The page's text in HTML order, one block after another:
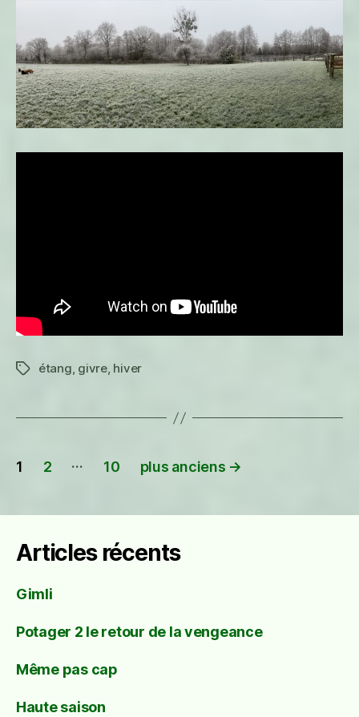
Étiquettes
étang, givre, hiver
Pagination
publications
1 2 … 10 plus anciens →
Articles récents
Gimli
Potager 2 le retour de la vengeance
Même pas cap
Haute saison